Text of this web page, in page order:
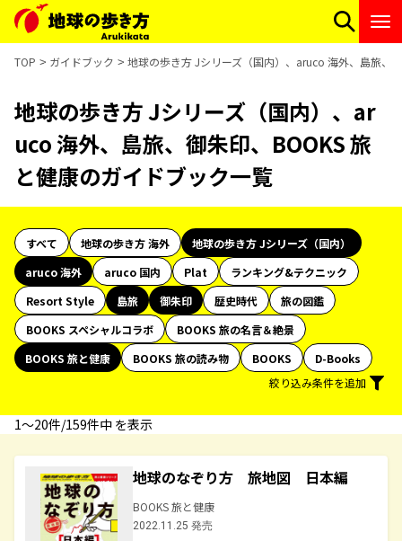
TOP ガイドブック 地球の歩き方 Jシリーズ（国内）、aruco 海外、島旅、
地球の歩き方 Jシリーズ（国内）、ar
uco 海外、島旅、御朱印、BOOKS 旅
と健康のガイドブック一覧
すべて 地球の歩き方 海外
地球の歩き方 Jシリーズ（国内）
aruco 海外
aruco 国内 Plat
ランキング&テクニック
Resort Style
島旅 御朱印 歴史時代
旅の図鑑
BOOKS スペシャルコラボ
BOOKS 旅の名言＆絶景
BOOKS 旅と健康
BOOKS 旅の読み物 BOOKS
D-Books
絞り込み条件を追加
1〜20件/159件中 を表示
地球のなぞり方 旅地図 日本編
BOOKS 旅と健康
2022.11.25 発売